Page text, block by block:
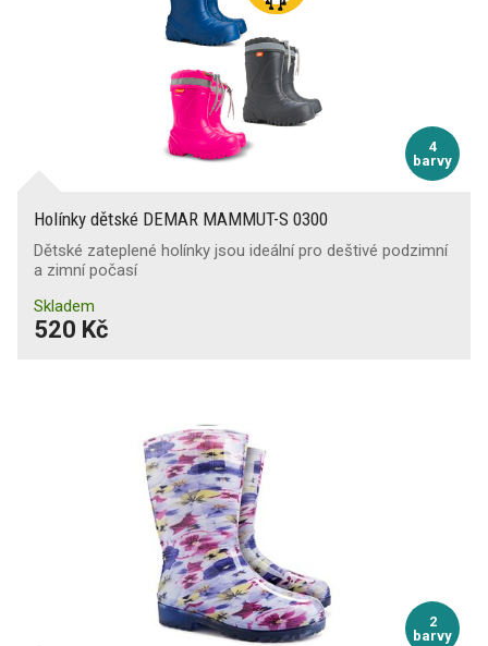
4
barvy
Holínky dětské DEMAR MAMMUT-S 0300
Dětské zateplené holínky jsou ideální pro deštivé podzimní
a zimní počasí
Skladem
520 Kč
2
barvy